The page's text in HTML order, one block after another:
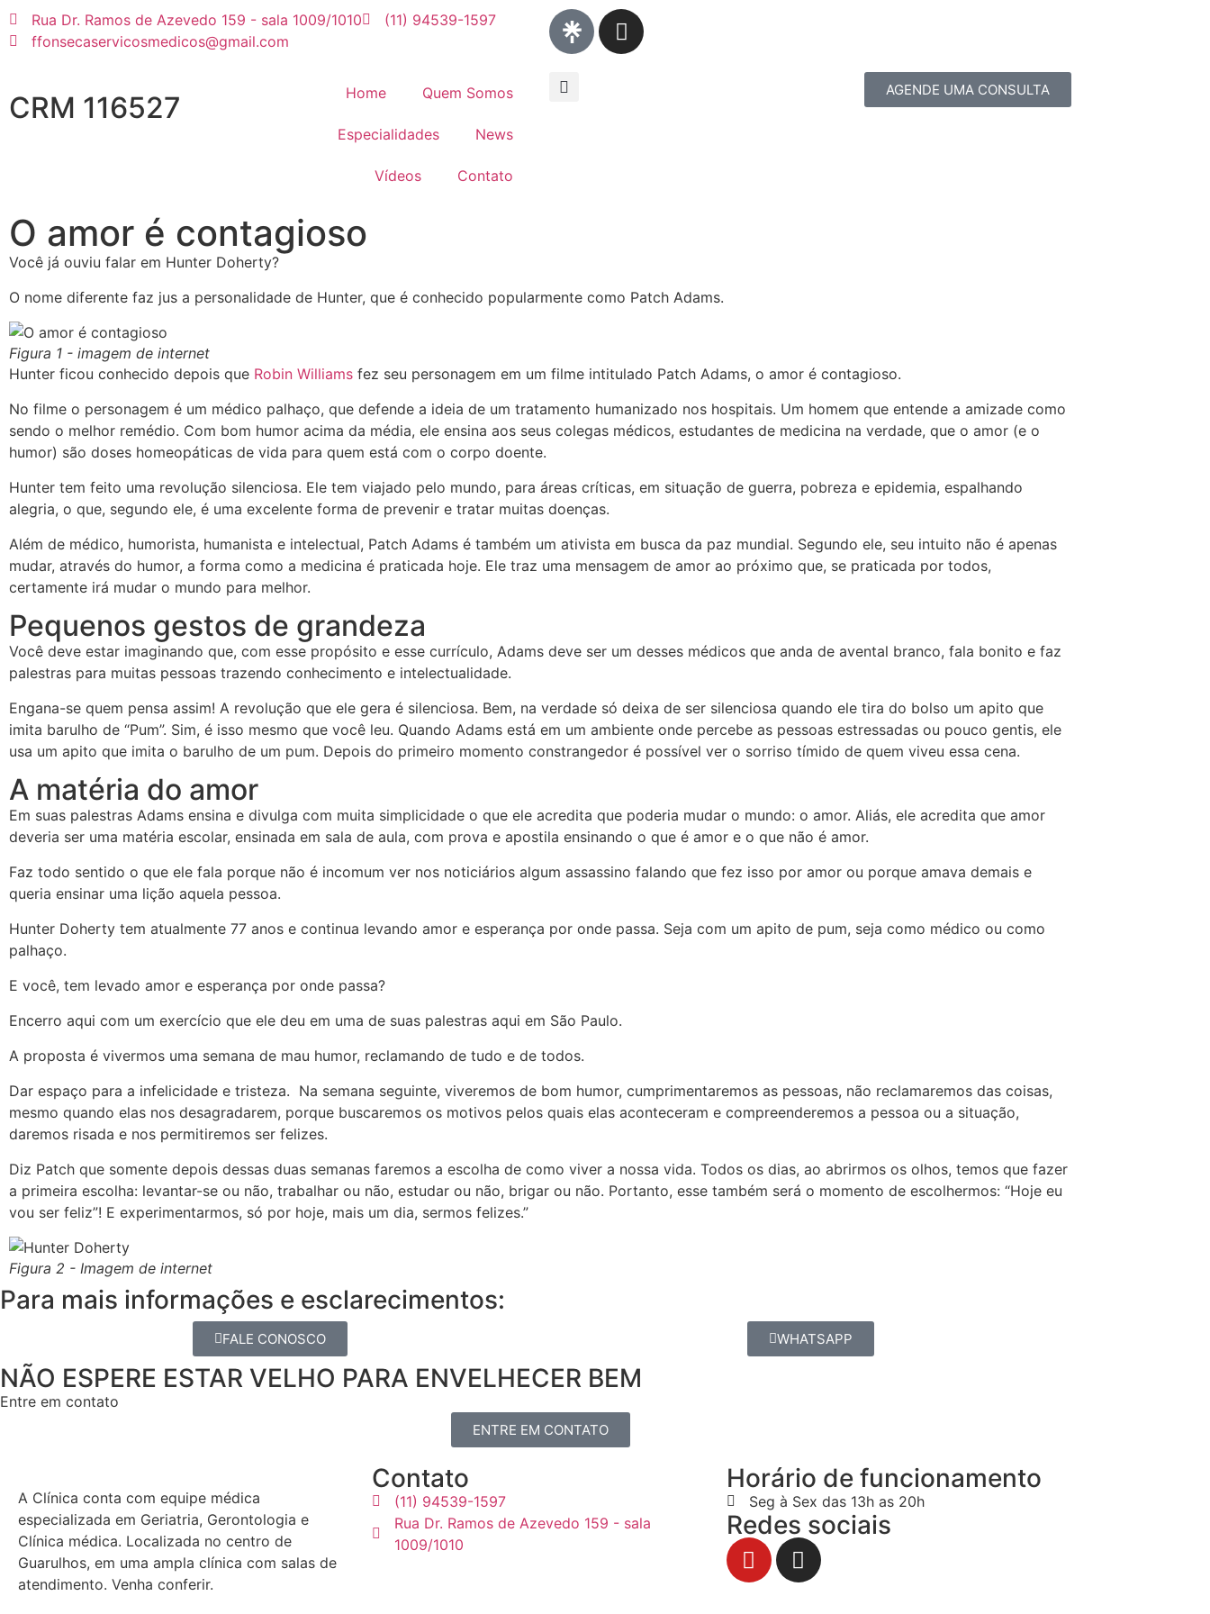
Rua Dr. Ramos de Azevedo 159 - sala 1009/1010
(11) 94539-1597
ffonsecaservicosmedicos@gmail.com
CRM 116527 Home Quem Somos
Especialidades News
Vídeos Contato
AGENDE UMA CONSULTA
O amor é contagioso
Você já ouviu falar em Hunter Doherty?
O nome diferente faz jus a personalidade de Hunter, que é conhecido popularmente como Patch Adams.
Figura 1 - imagem de internet
Hunter ficou conhecido depois que Robin Williams fez seu personagem em um filme intitulado Patch Adams, o amor é contagioso.
No filme o personagem é um médico palhaço, que defende a ideia de um tratamento humanizado nos hospitais. Um homem que entende a amizade como
sendo o melhor remédio. Com bom humor acima da média, ele ensina aos seus colegas médicos, estudantes de medicina na verdade, que o amor (e o
humor) são doses homeopáticas de vida para quem está com o corpo doente.
Hunter tem feito uma revolução silenciosa. Ele tem viajado pelo mundo, para áreas críticas, em situação de guerra, pobreza e epidemia, espalhando
alegria, o que, segundo ele, é uma excelente forma de prevenir e tratar muitas doenças.
Além de médico, humorista, humanista e intelectual, Patch Adams é também um ativista em busca da paz mundial. Segundo ele, seu intuito não é apenas
mudar, através do humor, a forma como a medicina é praticada hoje. Ele traz uma mensagem de amor ao próximo que, se praticada por todos,
certamente irá mudar o mundo para melhor.
Pequenos gestos de grandeza
Você deve estar imaginando que, com esse propósito e esse currículo, Adams deve ser um desses médicos que anda de avental branco, fala bonito e faz
palestras para muitas pessoas trazendo conhecimento e intelectualidade.
Engana-se quem pensa assim! A revolução que ele gera é silenciosa. Bem, na verdade só deixa de ser silenciosa quando ele tira do bolso um apito que
imita barulho de “Pum”. Sim, é isso mesmo que você leu. Quando Adams está em um ambiente onde percebe as pessoas estressadas ou pouco gentis, ele
usa um apito que imita o barulho de um pum. Depois do primeiro momento constrangedor é possível ver o sorriso tímido de quem viveu essa cena.
A matéria do amor
Em suas palestras Adams ensina e divulga com muita simplicidade o que ele acredita que poderia mudar o mundo: o amor. Aliás, ele acredita que amor
deveria ser uma matéria escolar, ensinada em sala de aula, com prova e apostila ensinando o que é amor e o que não é amor.
Faz todo sentido o que ele fala porque não é incomum ver nos noticiários algum assassino falando que fez isso por amor ou porque amava demais e
queria ensinar uma lição aquela pessoa.
Hunter Doherty tem atualmente 77 anos e continua levando amor e esperança por onde passa. Seja com um apito de pum, seja como médico ou como
palhaço.
E você, tem levado amor e esperança por onde passa?
Encerro aqui com um exercício que ele deu em uma de suas palestras aqui em São Paulo.
A proposta é vivermos uma semana de mau humor, reclamando de tudo e de todos.
Dar espaço para a infelicidade e tristeza. Na semana seguinte, viveremos de bom humor, cumprimentaremos as pessoas, não reclamaremos das coisas,
mesmo quando elas nos desagradarem, porque buscaremos os motivos pelos quais elas aconteceram e compreenderemos a pessoa ou a situação,
daremos risada e nos permitiremos ser felizes.
Diz Patch que somente depois dessas duas semanas faremos a escolha de como viver a nossa vida. Todos os dias, ao abrirmos os olhos, temos que fazer
a primeira escolha: levantar-se ou não, trabalhar ou não, estudar ou não, brigar ou não. Portanto, esse também será o momento de escolhermos: “Hoje eu
vou ser feliz”! E experimentarmos, só por hoje, mais um dia, sermos felizes.”
Figura 2 - Imagem de internet
Para mais informações e esclarecimentos:
FALE CONOSCO WHATSAPP
NÃO ESPERE ESTAR VELHO PARA ENVELHECER BEM
Entre em contato
ENTRE EM CONTATO
A Clínica conta com equipe médica
especializada em Geriatria, Gerontologia e
Clínica médica. Localizada no centro de
Guarulhos, em uma ampla clínica com salas de
atendimento. Venha conferir.
Contato
(11) 94539-1597
Rua Dr. Ramos de Azevedo 159 - sala
1009/1010
Horário de funcionamento
Seg à Sex das 13h as 20h
Redes sociais